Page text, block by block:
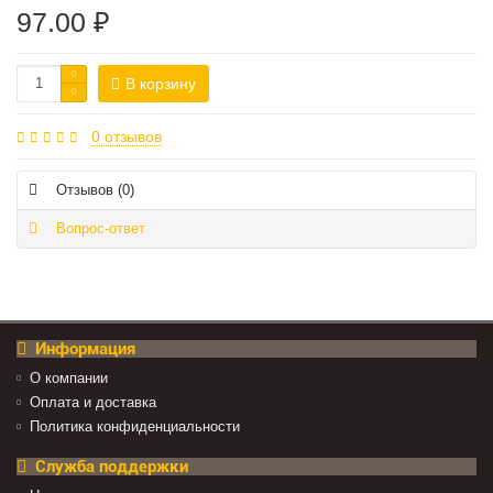
97.00 ₽
В корзину
0 отзывов
Отзывов (0)
Вопрос-ответ
Информация
О компании
Оплата и доставка
Политика конфиденциальности
Служба поддержки